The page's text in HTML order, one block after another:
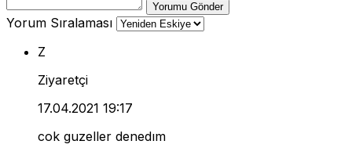
Yorumu Gönder
Yorum Sıralaması
Z
Ziyaretçi
17.04.2021 19:17
cok guzeller denedım